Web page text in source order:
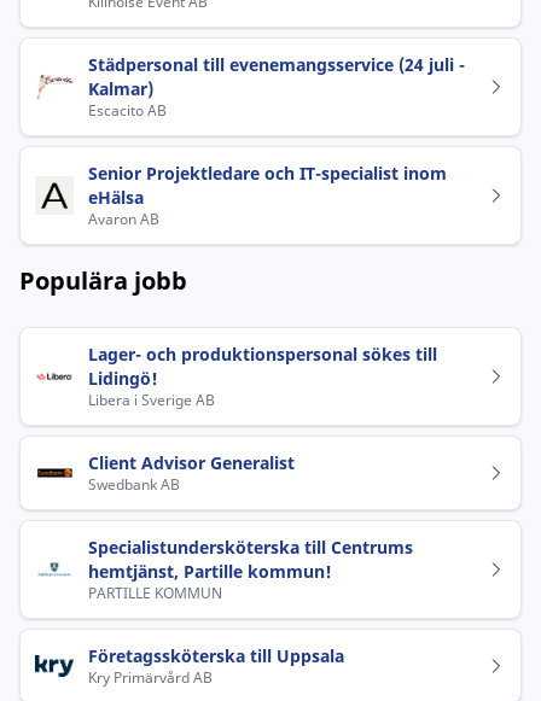
Städpersonal till evenemangsservice (24 juli -
Kalmar)
Escacito AB
Senior Projektledare och IT-specialist inom
eHälsa
Avaron AB
Populära jobb
Lager- och produktionspersonal sökes till
Lidingö!
Libera i Sverige AB
Client Advisor Generalist
Swedbank AB
Specialistundersköterska till Centrums
hemtjänst, Partille kommun!
PARTILLE KOMMUN
Företagssköterska till Uppsala
Kry Primärvård AB